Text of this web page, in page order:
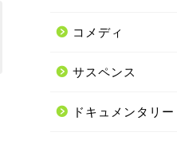
コメディ
サスペンス
ドキュメンタリー